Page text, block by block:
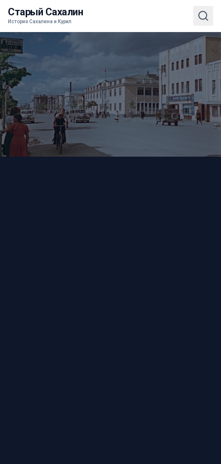
Старый Сахалин
История Сахалина и Курил